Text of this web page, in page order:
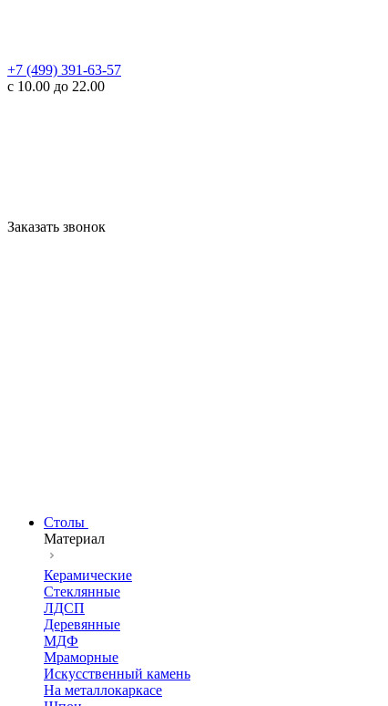
+7 (499) 391-63-57
с 10.00 до 22.00
Заказать звонок
Столы
Материал
Керамические
Стеклянные
ЛДСП
Деревянные
МДФ
Мраморные
Искусственный камень
На металлокаркасе